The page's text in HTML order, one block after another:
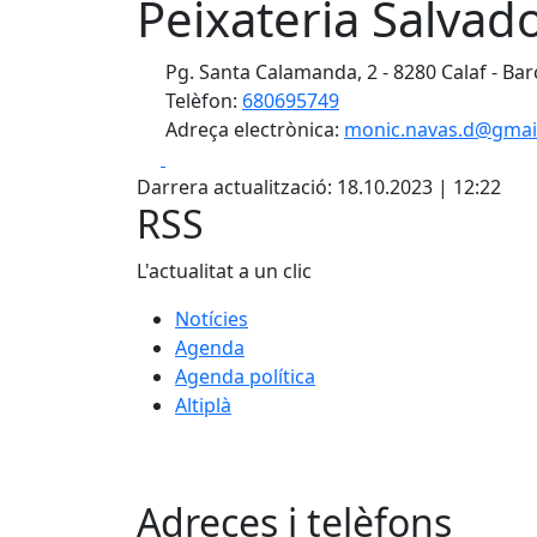
Peixateria
Pg. Santa Calamanda, 2 - 8280 Calaf -
Telèfon: 680695749
Adreça electrònica:
Darrera actualització: 18.10.2023 | 12:22
RSS
L'actualitat a un clic
Notícies
Agenda
Agenda política
Altiplà
Adreces i telèfons